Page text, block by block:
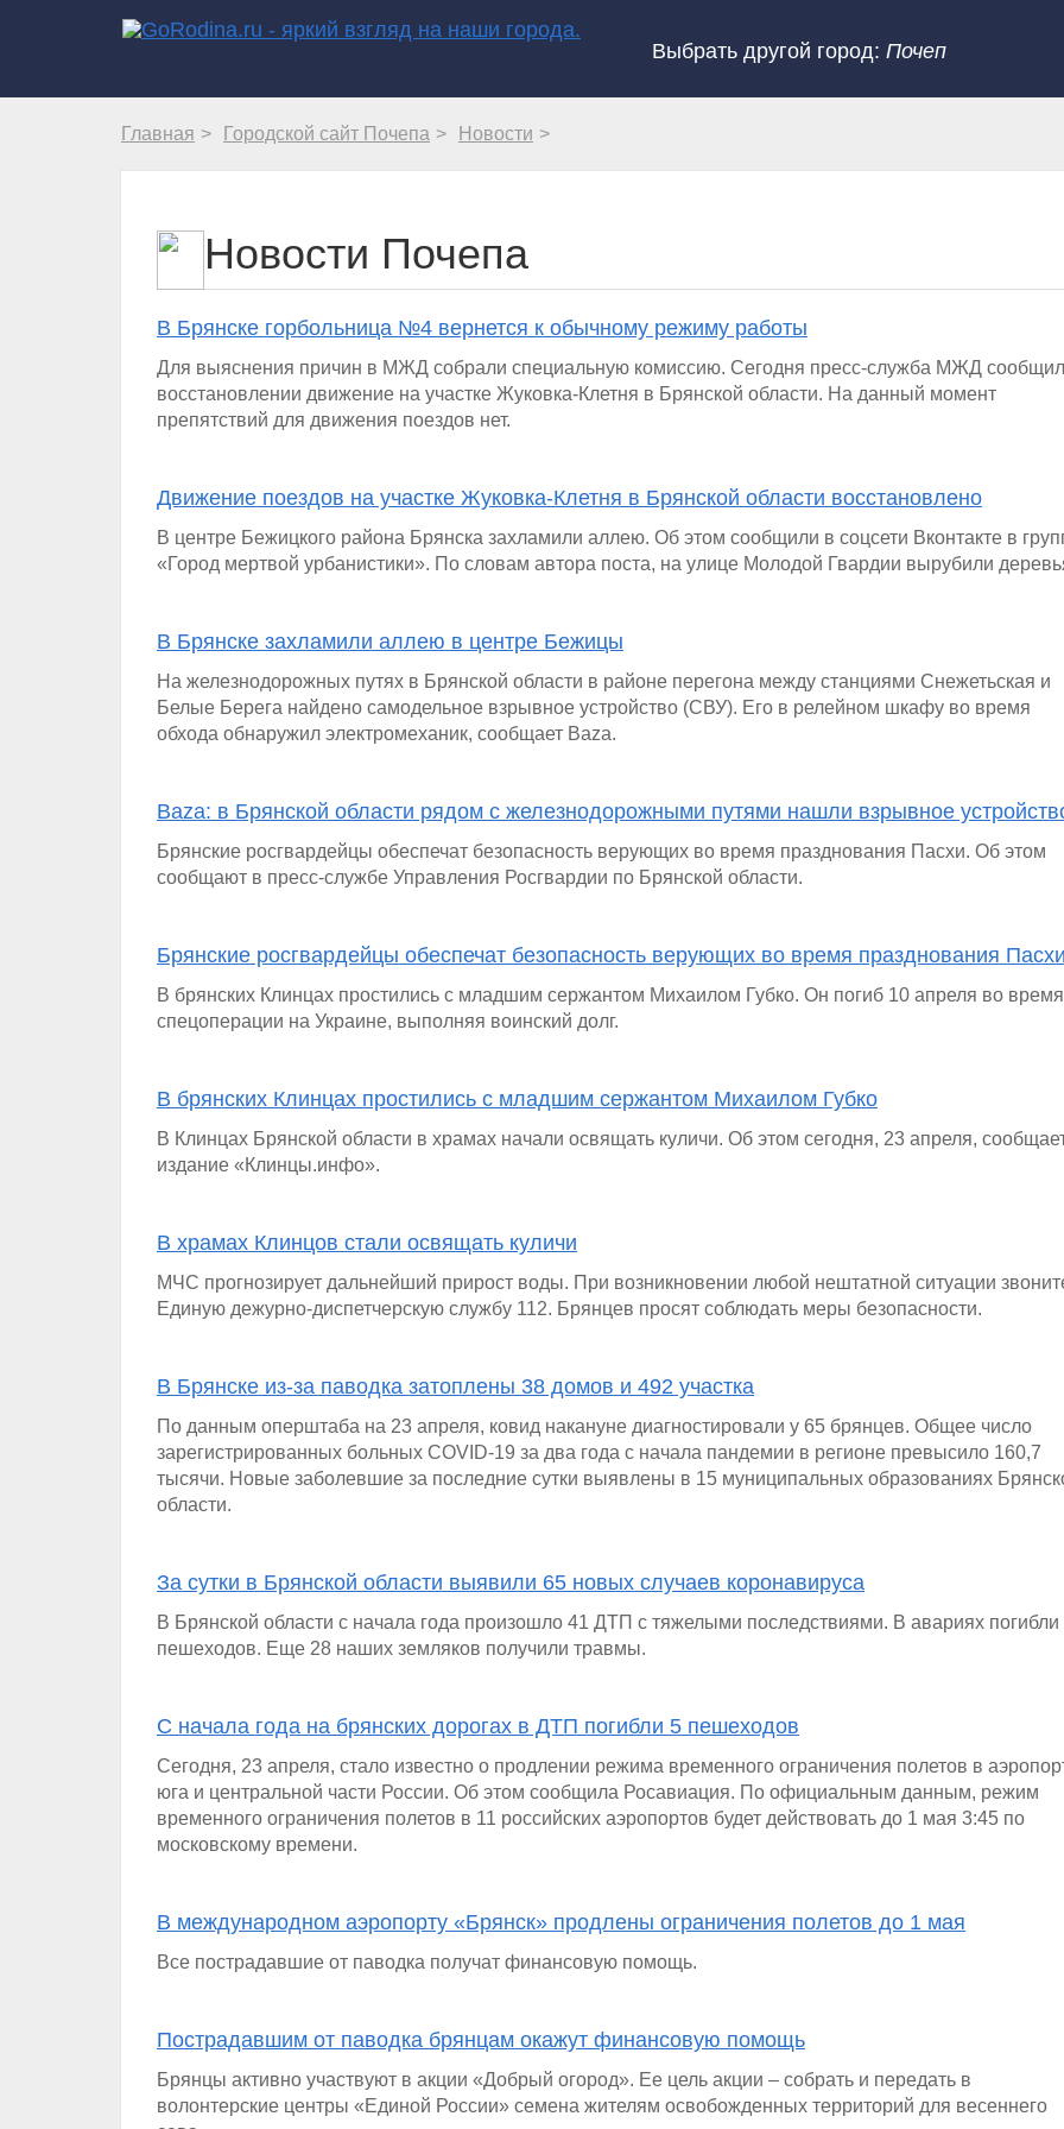
Выбрать другой город: Почеп
Главная Городской сайт Почепа Новости
Новости Почепа
В Брянске горбольница №4 вернется к обычному режиму работы
Для выяснения причин в МЖД собрали специальную комиссию. Сегодня пресс-служба МЖД
восстановлении движение на участке Жуковка-Клетня в Брянской области. На данный момент
препятствий для движения поездов нет.
Движение поездов на участке Жуковка-Клетня в Брянской области восстановлено
В центре Бежицкого района Брянска захламили аллею. Об этом сообщили в соцсети Вконтакте в
«Город мертвой урбанистики». По словам автора поста, на улице Молодой Гвардии вырубили
В Брянске захламили аллею в центре Бежицы
На железнодорожных путях в Брянской области в районе перегона между станциями Снежетьская и
Белые Берега найдено самодельное взрывное устройство (СВУ). Его в релейном шкафу во время
обхода обнаружил электромеханик, сообщает Baza.
Baza: в Брянской области рядом с железнодорожными путями нашли взрывное
Брянские росгвардейцы обеспечат безопасность верующих во время празднования Пасхи. Об этом
сообщают в пресс-службе Управления Росгвардии по Брянской области.
Брянские росгвардейцы обеспечат безопасность верующих во время празднования Пасхи
В брянских Клинцах простились с младшим сержантом Михаилом Губко. Он погиб 10 апреля во время
спецоперации на Украине, выполняя воинский долг.
В брянских Клинцах простились с младшим сержантом Михаилом Губко
В Клинцах Брянской области в храмах начали освящать куличи. Об этом сегодня, 23 апреля,
издание «Клинцы.инфо».
В храмах Клинцов стали освящать куличи
МЧС прогнозирует дальнейший прирост воды. При возникновении любой нештатной ситуации
Единую дежурно-диспетчерскую службу 112. Брянцев просят соблюдать меры безопасности.
В Брянске из-за паводка затоплены 38 домов и 492 участка
По данным оперштаба на 23 апреля, ковид накануне диагностировали у 65 брянцев. Общее число
зарегистрированных больных COVID-19 за два года с начала пандемии в регионе превысило 160,7
тысячи. Новые заболевшие за последние сутки выявлены в 15 муниципальных образованиях
области.
За сутки в Брянской области выявили 65 новых случаев коронавируса
В Брянской области с начала года произошло 41 ДТП с тяжелыми последствиями. В авариях погибли
пешеходов. Еще 28 наших земляков получили травмы.
С начала года на брянских дорогах в ДТП погибли 5 пешеходов
Сегодня, 23 апреля, стало известно о продлении режима временного ограничения полетов в
юга и центральной части России. Об этом сообщила Росавиация. По официальным данным, режим
временного ограничения полетов в 11 российских аэропортов будет действовать до 1 мая 3:45 по
московскому времени.
В международном аэропорту «Брянск» продлены ограничения полетов до 1 мая
Все пострадавшие от паводка получат финансовую помощь.
Пострадавшим от паводка брянцам окажут финансовую помощь
Брянцы активно участвуют в акции «Добрый огород». Ее цель акции – собрать и передать в
волонтерские центры «Единой России» семена жителям освобожденных территорий для весеннего